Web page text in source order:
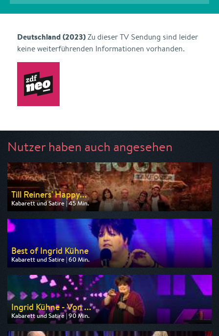
Deutschland (2023)Zu dieser TV Sendung sind leider
keine weiterführenden Informationen vorhanden.
Nutzer haben auch angesehen
Till Reiners' Happy...
Kabarett und Satire | 45 Min.
Ausgestrahlt von 3sat
am 09.08.2026, 20:15
Best of Ingrid Kühne
Kabarett und Satire | 60 Min.
Ausgestrahlt von WDR
am 10.08.2026, 22:15
Ingrid Kühne - Von ...
Kabarett und Satire | 90 Min.
Ausgestrahlt von WDR
am 10.08.2026, 23:15